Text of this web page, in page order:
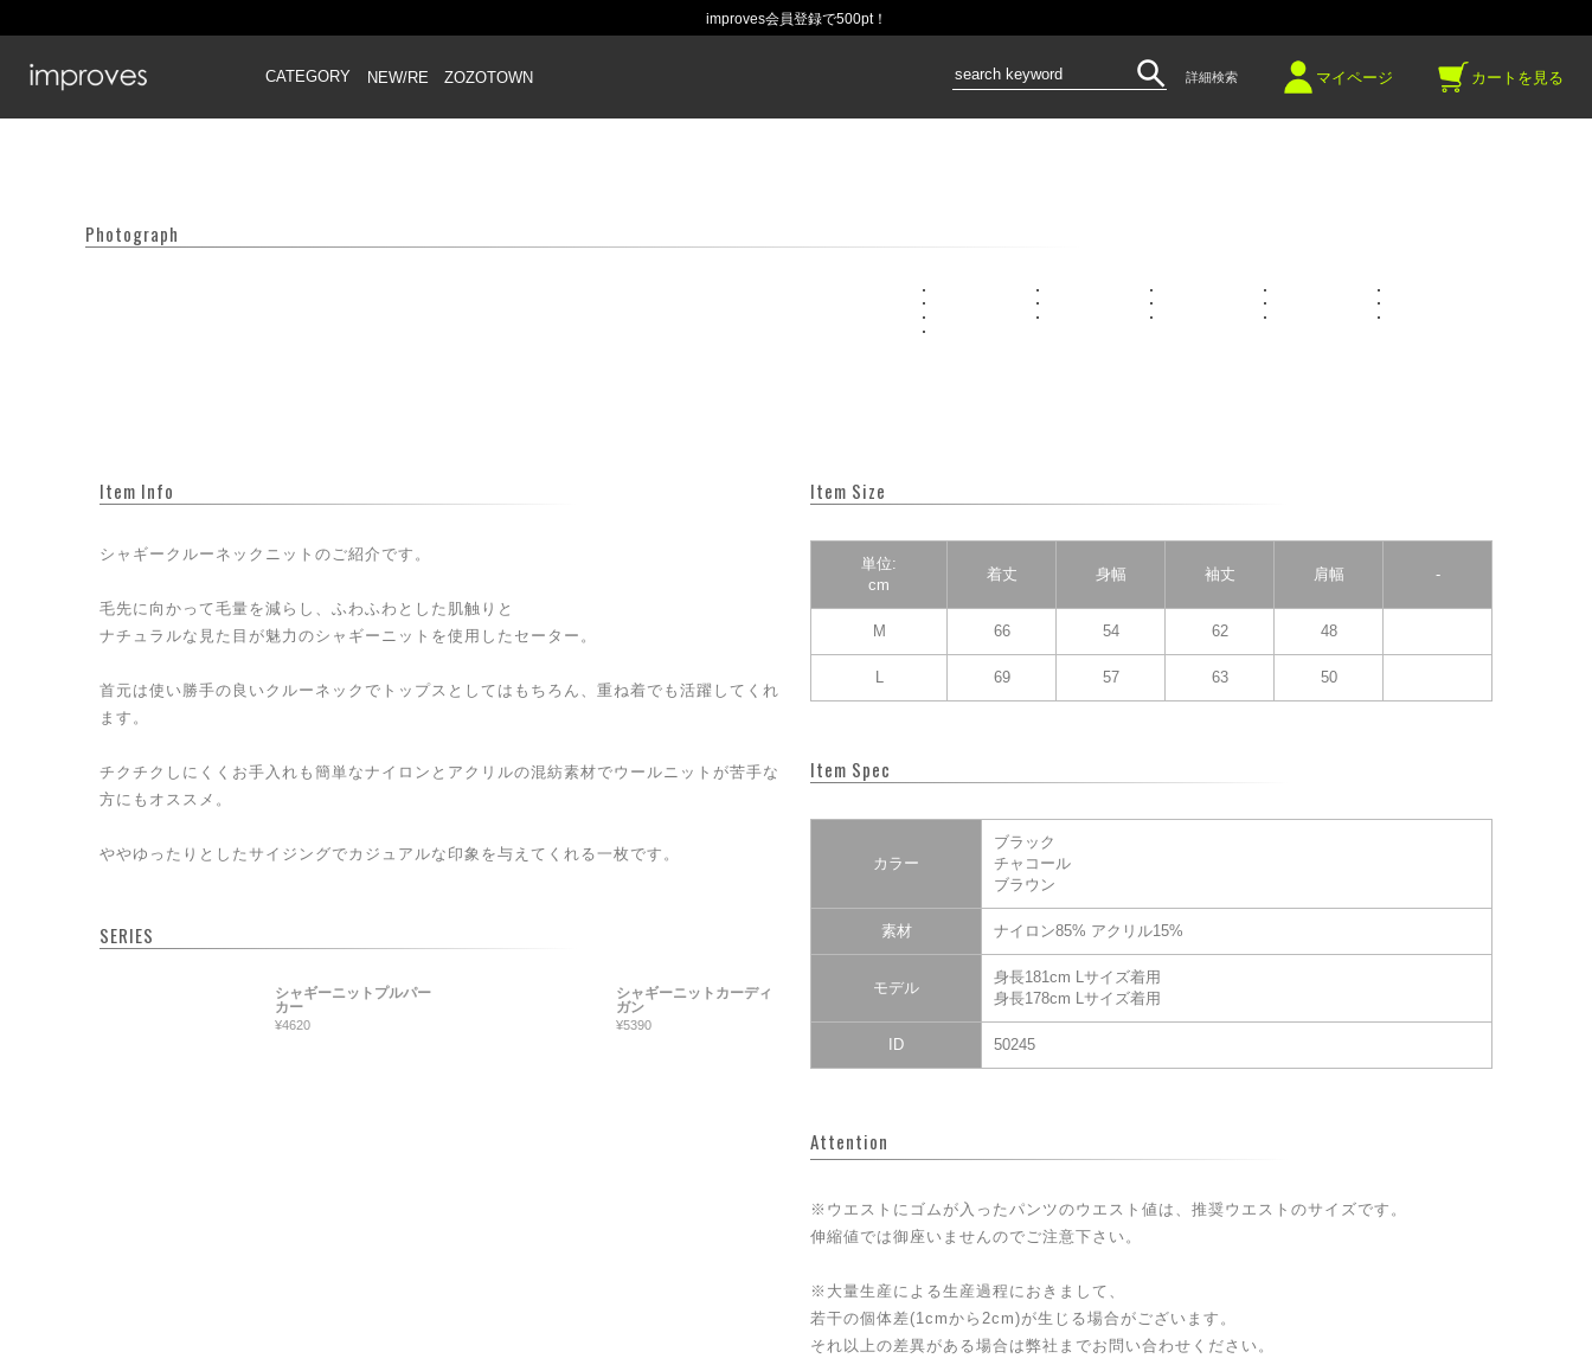
improves会員登録で500pt！
CATEGORY NEW/RE ZOZOTOWN 詳細検索 マイページ カートを見る
Photograph
Item Info
シャギークルーネックニットのご紹介です。
毛先に向かって毛量を減らし、ふわふわとした肌触りと
ナチュラルな見た目が魅力のシャギーニットを使用したセーター。
首元は使い勝手の良いクルーネックでトップスとしてはもちろん、重ね着でも活躍してくれ
ます。
チクチクしにくくお手入れも簡単なナイロンとアクリルの混紡素材でウールニットが苦手な
方にもオススメ。
ややゆったりとしたサイジングでカジュアルな印象を与えてくれる一枚です。
SERIES
シャギーニットプルパー
カー
¥4620
シャギーニットカーディ
ガン
¥5390
Item Size
単位:
cm
着丈 身幅 袖丈 肩幅 -
M 66 54 62 48
L 69 57 63 50
Item Spec
カラー
ブラック
チャコール
ブラウン
素材 ナイロン85% アクリル15%
モデル
身長181cm Lサイズ着用
身長178cm Lサイズ着用
ID 50245
Attention
※ウエストにゴムが入ったパンツのウエスト値は、推奨ウエストのサイズです。
伸縮値では御座いませんのでご注意下さい。
※大量生産による生産過程におきまして、
若干の個体差(1cmから2cm)が生じる場合がございます。
それ以上の差異がある場合は弊社までお問い合わせください。